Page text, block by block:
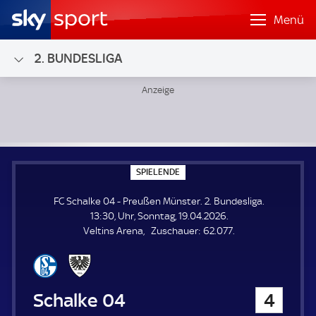
Menü
2. BUNDESLIGA
SPIELENDE
P
E
L
E
N
FC Schalke 04 - Preußen Münster. 2. Bundesliga.
13:30, Uhr, Sonntag, 19.04.2026.
Veltins Arena
Zuschauer: Z
62.077.
FC Schalke 04 4